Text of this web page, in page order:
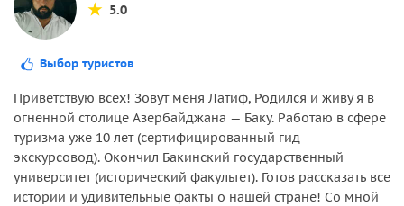
5.0
Выбор туристов
Приветствую всех! Зовут меня Латиф, Родился и живу я в
огненной столице Азербайджана — Баку. Работаю в сфере
туризма уже 10 лет (сертифицированный гид-
экскурсовод). Окончил Бакинский государственный
университет (исторический факультет). Готов рассказать все
истории и удивительные факты о нашей стране! Со мной